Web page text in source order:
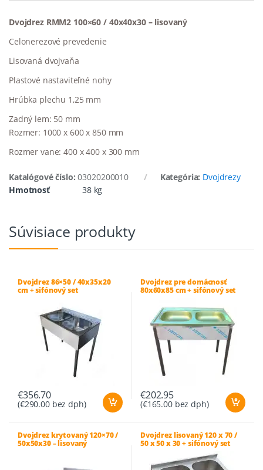
Dvojdrez RMM2 100×60 / 40x40x30 – lisovaný
Celonerezové prevedenie
Lisovaná dvojvaňa
Plastové nastaviteľné nohy
Hrúbka plechu 1,25 mm
Zadný lem: 50 mm
Rozmer: 1000 x 600 x 850 mm
Rozmer vane: 400 x 400 x 300 mm
Katalógové číslo:03020200010 Kategória: Dvojdrezy
Hmotnosť
38 kg
Súvisiace produkty
Dvojdrez 86×50 / 40x35x20
cm + sifónový set
€356.70
(€290.00bez dph)
Dvojdrez pre domácnosť
80x60x85 cm + sifónový set
€202.95
(€165.00bez dph)
Dvojdrez krytovaný 120×70 /
50x50x30 – lisovaný
Dvojdrez lisovaný 120 x 70 /
50 x 50 x 30 + sifónový set